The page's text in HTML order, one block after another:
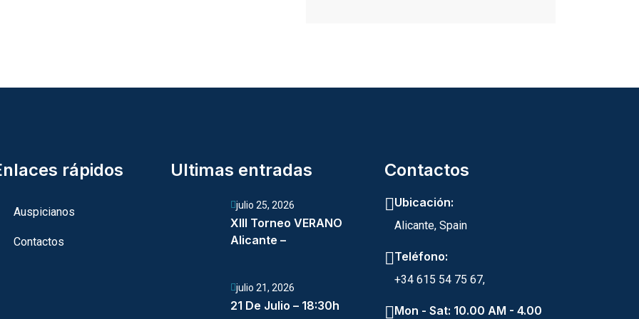
rápidos
Auspicianos
Contactos
Ultimas entradas
julio 25, 2026
XIII Torneo VERANO
Alicante –
julio 21, 2026
21 De Julio – 18:30h
Contactos
Ubicación:
Alicante, Spain
Teléfono:
+34 615 54 75 67,
Mon - Sat: 10.00 AM - 4.00